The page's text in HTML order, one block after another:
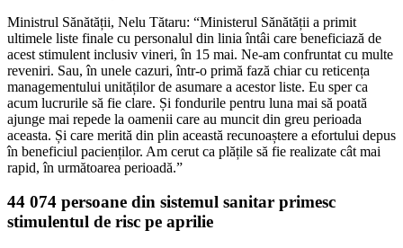
Ministrul Sănătății, Nelu Tătaru: “Ministerul Sănătății a primit
ultimele liste finale cu personalul din linia întâi care beneficiază de
acest stimulent inclusiv vineri, în 15 mai. Ne-am confruntat cu multe
reveniri. Sau, în unele cazuri, într-o primă fază chiar cu reticența
managementului unităților de asumare a acestor liste. Eu sper ca
acum lucrurile să fie clare. Și fondurile pentru luna mai să poată
ajunge mai repede la oamenii care au muncit din greu perioada
aceasta. Și care merită din plin această recunoaștere a efortului depus
în beneficiul pacienților. Am cerut ca plățile să fie realizate cât mai
rapid, în următoarea perioadă.”
44 074 persoane din sistemul sanitar primesc
stimulentul de risc pe aprilie